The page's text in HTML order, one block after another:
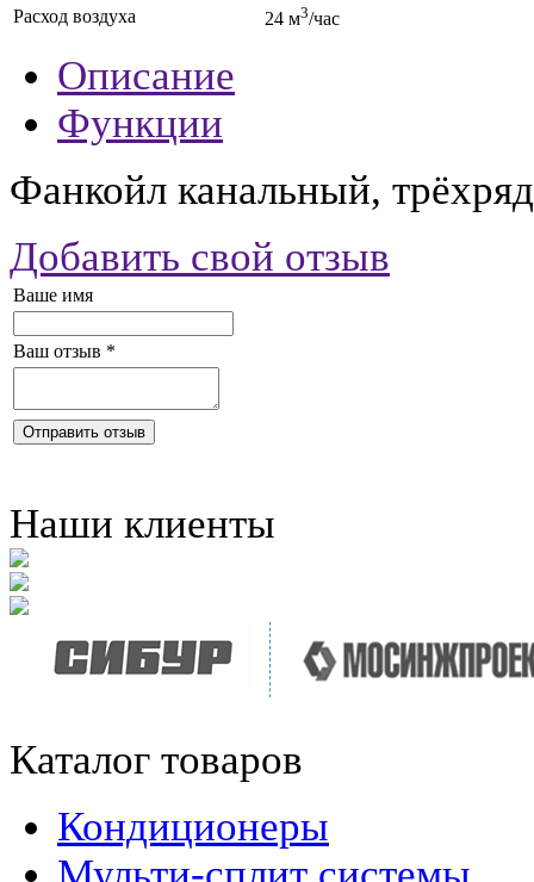
Расход воздуха
24 м3/час
Описание
Функции
Фанкойл канальный,
Добавить свой отзыв
Ваше имя
Ваш отзыв *
Отправить отзыв
Наши клиенты
Каталог товаров
Кондиционеры